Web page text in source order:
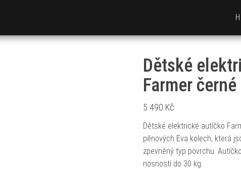
Dětské
Farmer černé
5 490 Kč
Dětské elektrické autíčko
pěnových Eva kolech, která
zpevněný typ povrchu.
nosností do 30 kg.